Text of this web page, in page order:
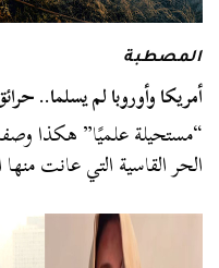
المصطبة
أمريكا وأوروبا لم يسلما..
“مستحيلة علميًا” هكذا
الحر القاسية التي عانت